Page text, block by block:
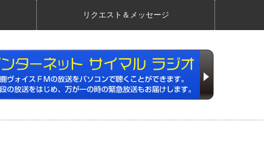
リクエスト＆メッセージ